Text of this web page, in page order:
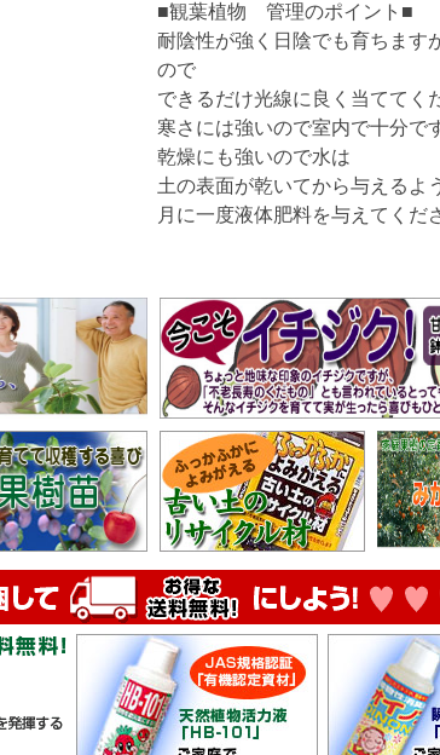
■観葉植物 管理のポイント■
耐陰性が強く日陰でも育ちます
ので
できるだけ光線に良く当ててく
寒さには強いので室内で十分で
乾燥にも強いので水は
土の表面が乾いてから与えるよ
月に一度液体肥料を与えてくだ